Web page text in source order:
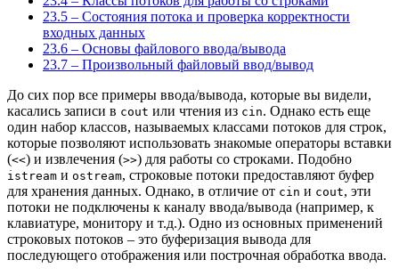
23.5 – Состояния потока и проверка корректности
входных данных
23.6 – Основы файлового ввода/вывода
23.7 – Произвольный файловый ввод/вывод
До сих пор все примеры ввода/вывода, которые вы видели,
касались записи в cout или чтения из cin. Однако есть еще
один набор классов, называемых классами потоков для строк,
которые позволяют использовать знакомые операторы вставки
(<<) и извлечения (>>) для работы со строками. Подобно
istream и ostream, строковые потоки предоставляют буфер
для хранения данных. Однако, в отличие от cin и cout, эти
потоки не подключены к каналу ввода/вывода (например, к
клавиатуре, монитору и т.д.). Одно из основных применений
строковых потоков – это буферизация вывода для
последующего отображения или построчная обработка ввода.